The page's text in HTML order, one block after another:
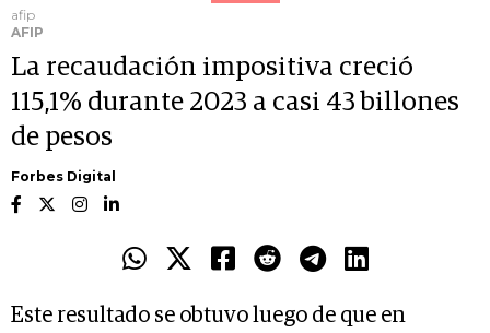
afip
AFIP
La recaudación impositiva creció
115,1% durante 2023 a casi 43 billones
de pesos
Forbes Digital
Este resultado se obtuvo luego de que en